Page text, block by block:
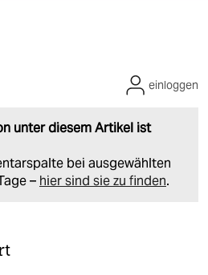
unter diesem Artikel ist
bei ausgewählten
– hier sind sie zu finden.
einloggen